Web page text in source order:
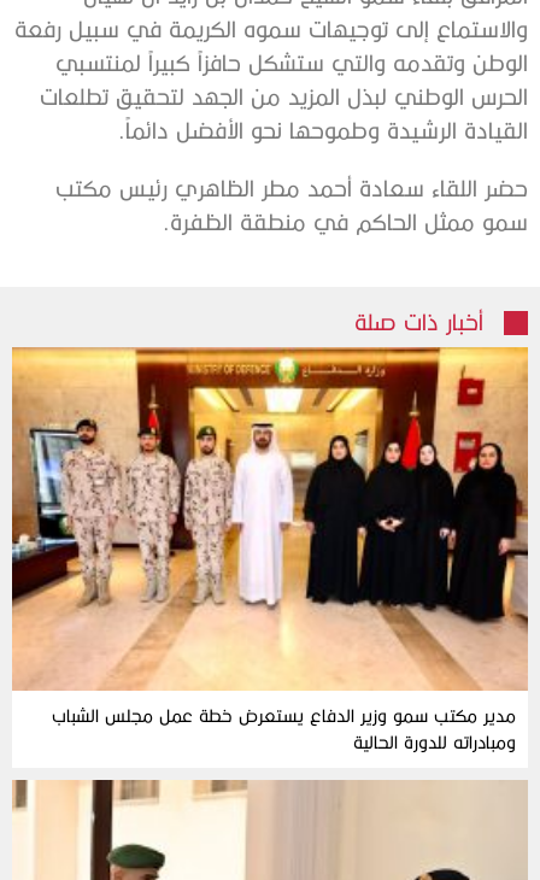
والاستماع إلى توجيهات سموه الكريمة في سبيل رفعة
الوطن وتقدمه والتي ستشكل حافزاً كبيراً لمنتسبي
الحرس الوطني لبذل المزيد من الجهد لتحقيق تطلعات
القيادة الرشيدة وطموحها نحو الأفضل دائماً.
حضر اللقاء سعادة أحمد مطر الظاهري رئيس مكتب
سمو ممثل الحاكم في منطقة الظفرة.
أخبار ذات صلة
مدير مكتب سمو وزير الدفاع يستعرض خطة عمل مجلس الشباب
ومبادراته للدورة الحالية